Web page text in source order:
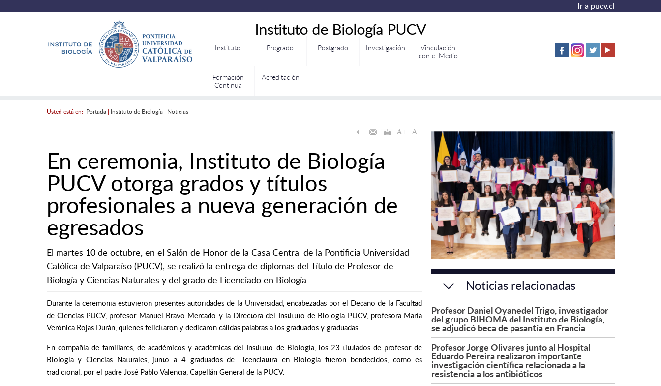
Ir a pucv.cl
Instituto de Biología PUCV
Instituto Pregrado Postgrado Investigación
Vinculación
con el Medio
Formación
Continua
Acreditación
Usted está en: Portada| Instituto de Biología| Noticias
En ceremonia, Instituto de Biología
PUCV otorga grados y títulos
profesionales a nueva generación de
egresados
El martes 10 de octubre, en el Salón de Honor de la Casa Central de la Pontificia Universidad
Católica de Valparaíso (PUCV), se realizó la entrega de diplomas del Título de Profesor de
Biología y Ciencias Naturales y del grado de Licenciado en Biología
Durante la ceremonia estuvieron presentes autoridades de la Universidad, encabezadas por el Decano de la Facultad
de Ciencias PUCV, profesor Manuel Bravo Mercado y la Directora del Instituto de Biología PUCV, profesora María
Verónica Rojas Durán, quienes felicitaron y dedicaron cálidas palabras a los graduados y graduadas.
En compañía de familiares, de académicos y académicas del Instituto de Biología, los 23 titulados de profesor de
Biología y Ciencias Naturales, junto a 4 graduados de Licenciatura en Biología fueron bendecidos, como es
tradicional, por el padre José Pablo Valencia, Capellán General de la PUCV.
Noticias relacionadas
Profesor Daniel Oyanedel Trigo, investigador
del grupo BIHOMA del Instituto de Biología,
se adjudicó beca de pasantía en Francia
Profesor Jorge Olivares junto al Hospital
Eduardo Pereira realizaron importante
investigación científica relacionada a la
resistencia a los antibióticos